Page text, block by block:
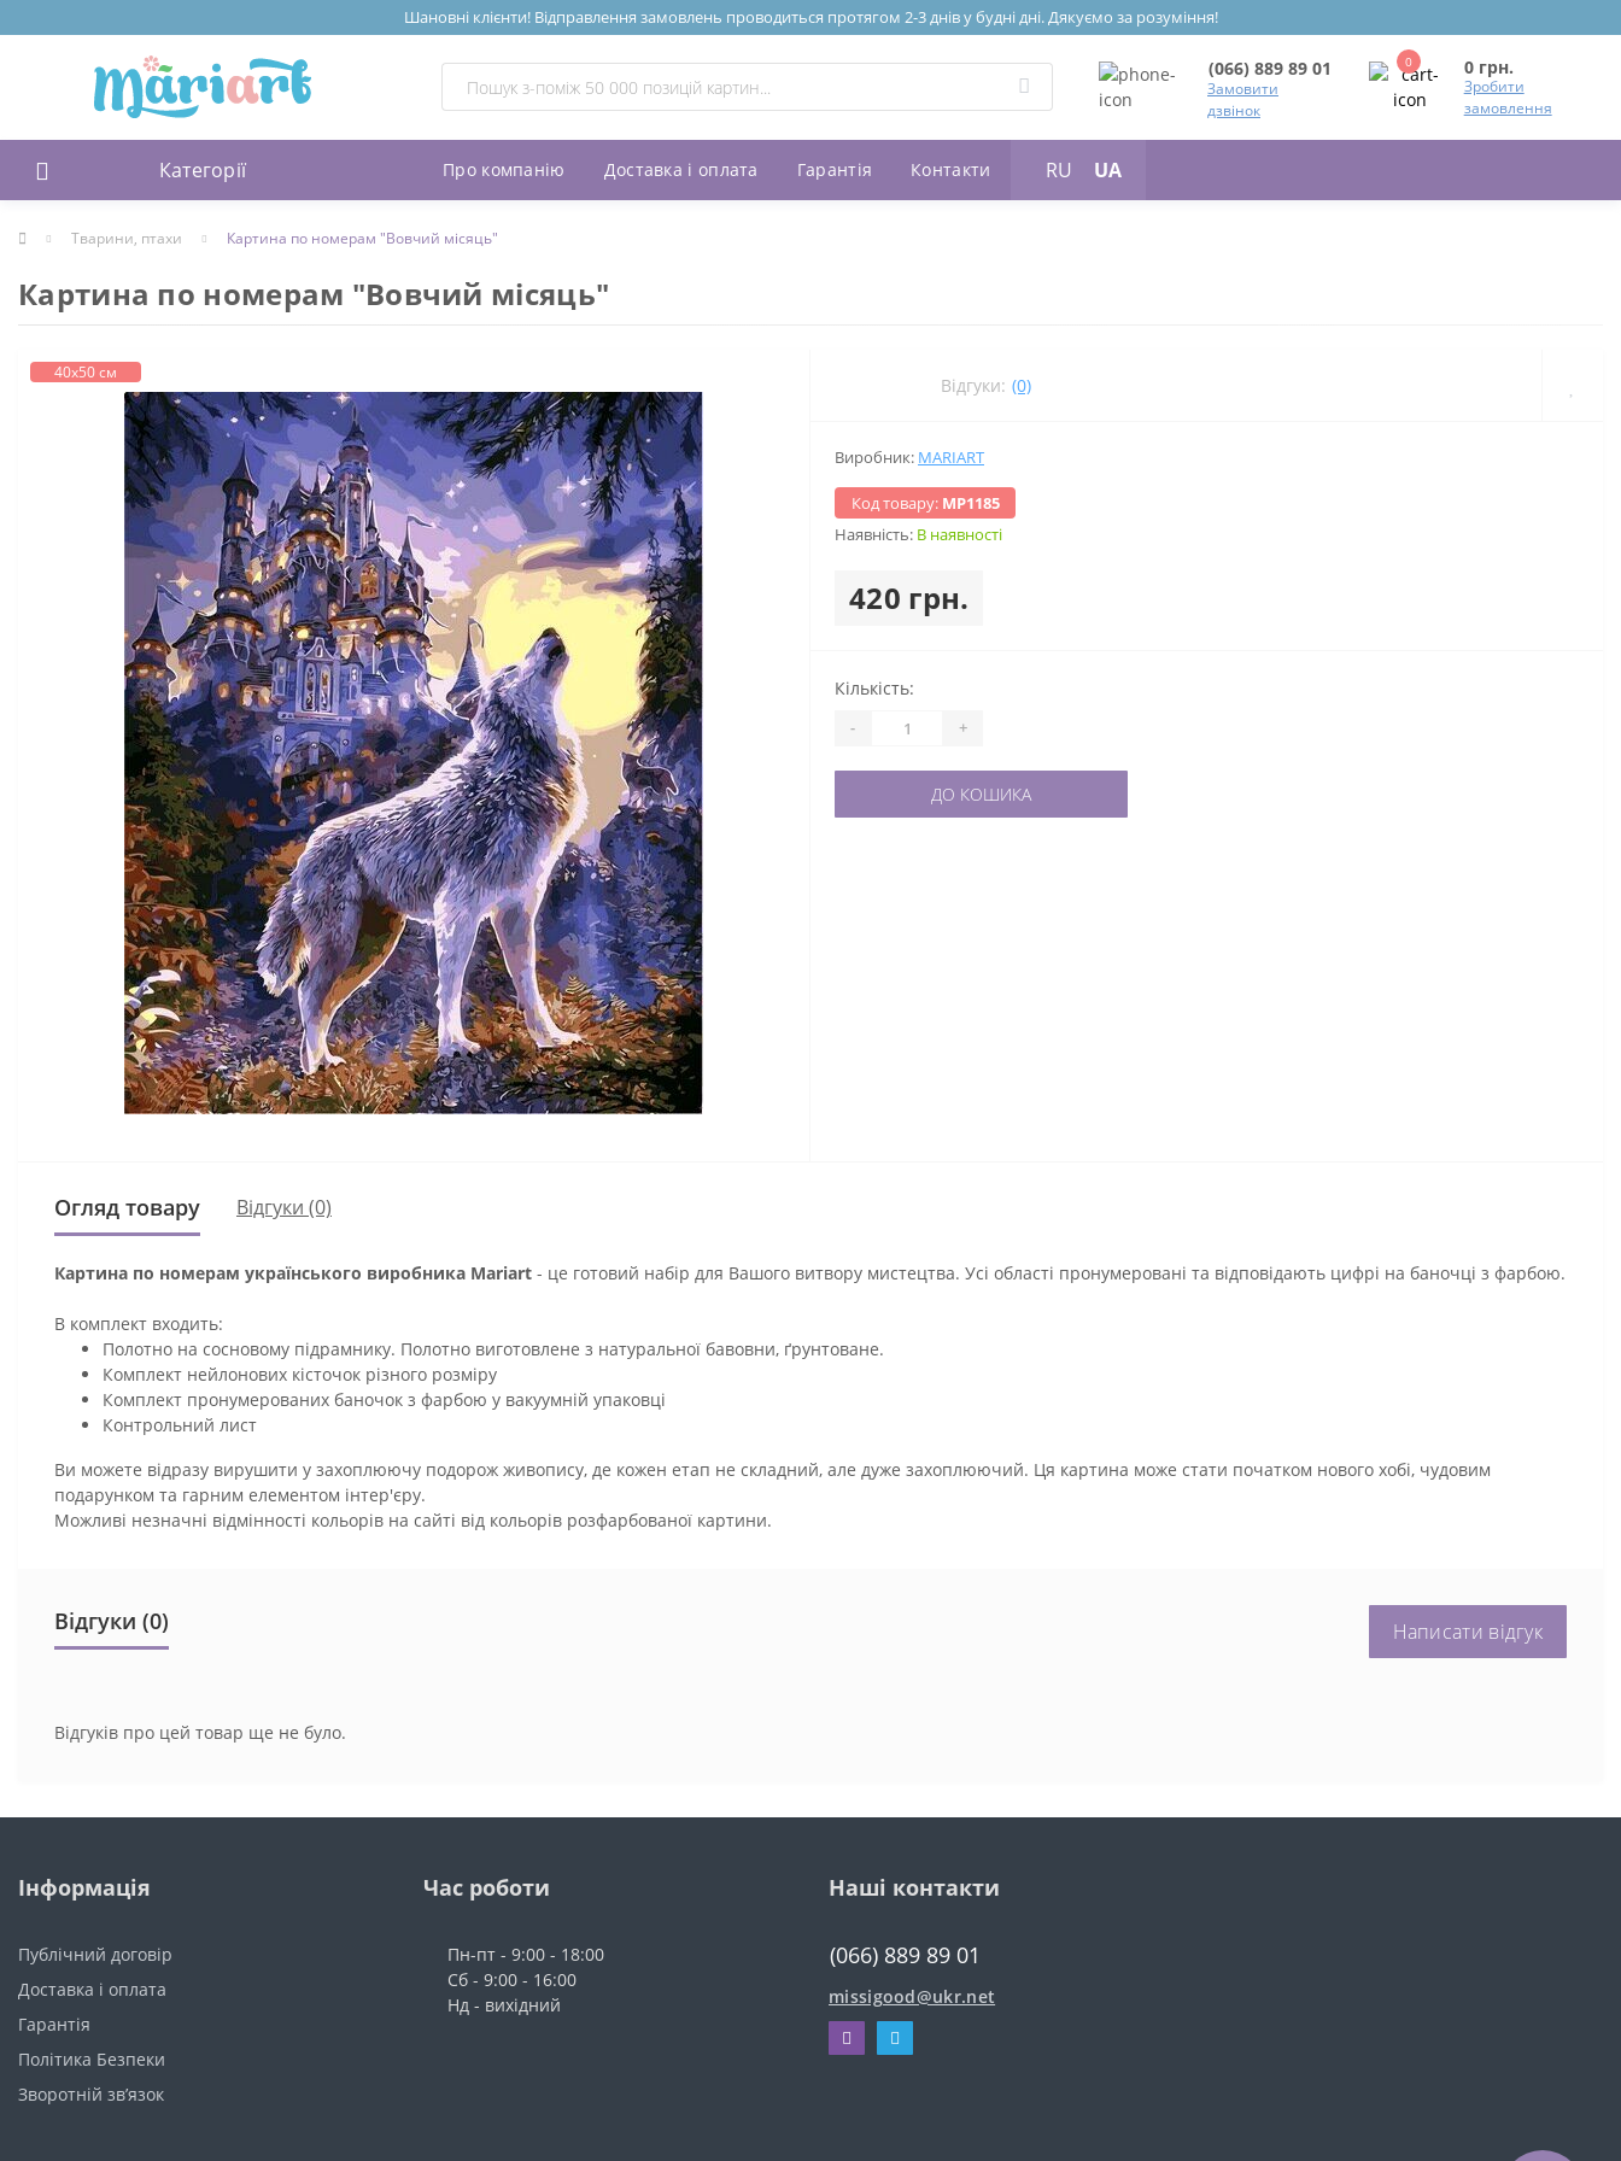
Шановні клієнти! Відправлення замовлень проводиться протягом 2-3 днів у будні дні. Дякуємо за розуміння!
(066) 889 89 01
Замовити
дзвінок
0 0 грн.
Зробити
замовлення
Категорії Про компанію Доставка і оплата Гарантія Контакти RU UA
Тварини, птахи Картина по номерам "Вовчий місяць"
Картина по номерам "Вовчий місяць"
40х50 см
Відгуки: (0)
Виробник: MARIART
Код товару: МР1185
Наявність: В наявності
420 грн.
Кількість:
- +
ДО КОШИКА
Огляд товару Відгуки (0)
Картина по номерам українського виробника Mariart - це готовий набір для Вашого витвору мистецтва. Усі області пронумеровані та відповідають цифрі на баночці з фарбою.
В комплект входить:
Полотно на сосновому підрамнику. Полотно виготовлене з натуральної бавовни, ґрунтоване.
Комплект нейлонових кісточок різного розміру
Комплект пронумерованих баночок з фарбою у вакуумній упаковці
Контрольний лист
Ви можете відразу вирушити у захоплюючу подорож живопису, де кожен етап не складний, але дуже захоплюючий. Ця картина може стати початком нового хобі, чудовим
подарунком та гарним елементом інтер'єру.
Можливі незначні відмінності кольорів на сайті від кольорів розфарбованої картини.
Відгуки (0) Написати відгук
Відгуків про цей товар ще не було.
Інформація
Публічний договір
Доставка і оплата
Гарантія
Політика Безпеки
Зворотній зв’язок
Час роботи
Пн-пт - 9:00 - 18:00
Сб - 9:00 - 16:00
Нд - вихідний
Наші контакти
(066) 889 89 01
missigood@ukr.net